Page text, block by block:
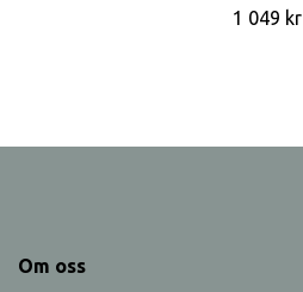
1 049 kr
Om oss